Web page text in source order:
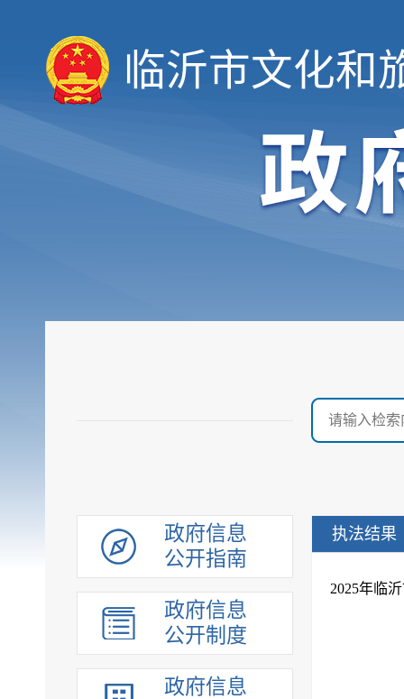
临沂市文化和
政府信息
公开指南
政府信息
公开制度
政府信息
执法结果
​2025年临